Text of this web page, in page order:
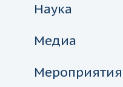
Наука
Медиа
Мероприятия